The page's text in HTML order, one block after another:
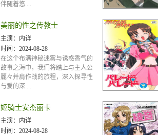
伴随着悠....
美丽的性之传教士
主演：
内详
时间： 2024-08-28
在这个布满神秘迷雾与诱惑香气的
故事之海中，我们将踏上与主人公
麗々并肩作战的旅程，深入探寻性
与爱的深....
姬骑士安杰丽卡
主演：
内详
时间： 2024-08-28